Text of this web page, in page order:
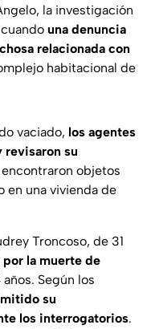
, la investigación
una denuncia
relacionada con
habitacional de
vaciado, los agentes
revisaron su
objetos
en una vivienda de
Troncoso, de 31
la muerte de
Según los
su
los interrogatorios.